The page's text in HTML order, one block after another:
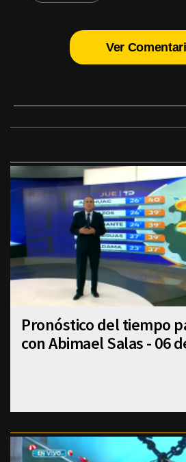
Ver
Pronóstico del tiempo
con Abimael Salas - 06